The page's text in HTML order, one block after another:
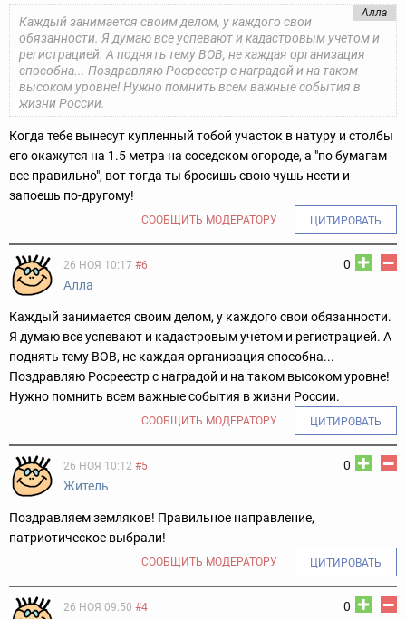
Алла
Каждый занимается своим делом, у каждого свои
обязанности. Я думаю все успевают и кадастровым учетом и
регистрацией. А поднять тему ВОВ, не каждая организация
способна... Поздравляю Росреестр с наградой и на таком
высоком уровне! Нужно помнить всем важные события в
жизни России.
Когда тебе вынесут купленный тобой участок в натуру и столбы
его окажутся на 1.5 метра на соседском огороде, а "по бумагам
все правильно", вот тогда ты бросишь свою чушь нести и
запоешь по-другому!
СООБЩИТЬ МОДЕРАТОРУ ЦИТИРОВАТЬ
0
26 НОЯ 10:17 #6
Алла
Каждый занимается своим делом, у каждого свои обязанности.
Я думаю все успевают и кадастровым учетом и регистрацией. А
поднять тему ВОВ, не каждая организация способна...
Поздравляю Росреестр с наградой и на таком высоком уровне!
Нужно помнить всем важные события в жизни России.
СООБЩИТЬ МОДЕРАТОРУ ЦИТИРОВАТЬ
0
26 НОЯ 10:12 #5
Житель
Поздравляем земляков! Правильное направление,
патриотическое выбрали!
СООБЩИТЬ МОДЕРАТОРУ ЦИТИРОВАТЬ
0
26 НОЯ 09:50 #4